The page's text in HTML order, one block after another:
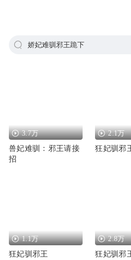
娇妃难驯邪王跪下
3.7万
兽妃难驯：邪王请接
招
2.1万
狂妃驯邪
1.1万
狂妃驯邪王
2.8万
狂妃驯邪